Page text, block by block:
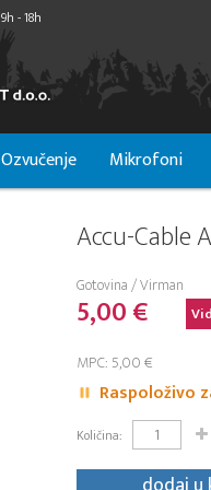
9h - 18h
Ozvučenje Mikrofoni
Accu-Cable
Gotovina / Virman
5,00 €
MPC: 5,00 €
Raspoloživo
Količina: